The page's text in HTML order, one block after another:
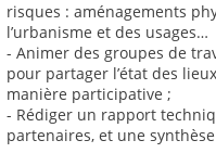
risques : aménagements
l’urbanisme et des usages…
- Animer des groupes de
pour partager l’état des
manière participative ;
- Rédiger un rapport
partenaires, et une